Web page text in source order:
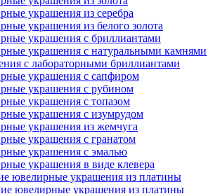
украшения из серебра
украшения из белого золота
украшения с бриллиантами
украшения с натуральными камнями
с лабораторными бриллиантами
украшения с сапфиром
украшения с рубином
украшения с топазом
украшения с изумрудом
украшения из жемчуга
украшения с гранатом
украшения с эмалью
украшения в виде клевера
ювелирные украшения из платины
ювелирные украшения из платины